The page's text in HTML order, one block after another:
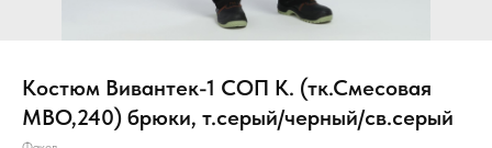
Костюм Вивантек-1 СОП К. (тк.Смесовая
МВО,240) брюки, т.серый/черный/св.серый